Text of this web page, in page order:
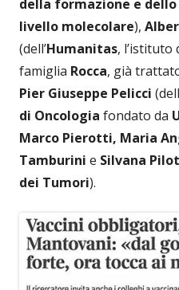
della formazione e
livello molecolare),
(dell’Humanitas, l’istituto
famiglia Rocca, già
Pier Giuseppe Pelicci
di Oncologia fondato da
Marco Pierotti, Maria
Tamburini e Silvana
dei Tumori).